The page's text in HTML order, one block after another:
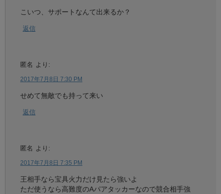
こいつ、サポートなんて出来るか？
返信
匿名 より:
2017年7月8日 7:30 PM
せめて無敵でも持って来い
返信
匿名 より:
2017年7月8日 7:35 PM
王相手なら宝具火力だけ見たら強いよ
ただ使うなら高難度のAパアタッカーなので競合相手強